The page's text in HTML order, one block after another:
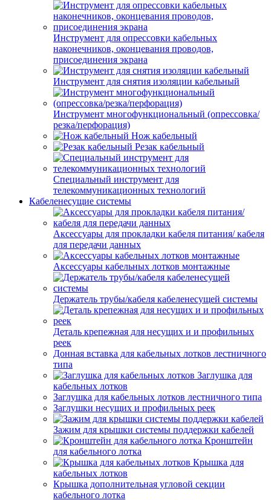
Инструмент для опрессовки кабельных
наконечников, оконцевания проводов,
присоединения экрана
Инструмент для снятия изоляции кабельный
Инструмент многофункциональный (опрессовка/
резка/перфорация)
Нож кабельный
Резак кабельный
Специальный инструмент для
телекоммуникационных технологий
Кабеленесущие системы
Аксессуары для прокладки кабеля питания/ кабеля
для передачи данных
Аксессуары кабельных лотков монтажные
Держатель трубы/кабеля кабеленесущей системы
Деталь крепежная для несущих и и профильных
реек
Донная вставка для кабельных лотков лестничного
типа
Заглушка для
кабельных лотков
Заглушка для кабельных лотков лестничного типа
Заглушки несущих и профильных реек
Зажим для крышки системы поддержки кабелей
Кронштейн
для кабельного лотка
Крышка для
кабельных лотков
Крышка дополнительная угловой секции
кабельного лотка